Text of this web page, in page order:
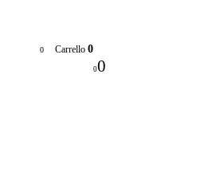
0 Carrello 0
00